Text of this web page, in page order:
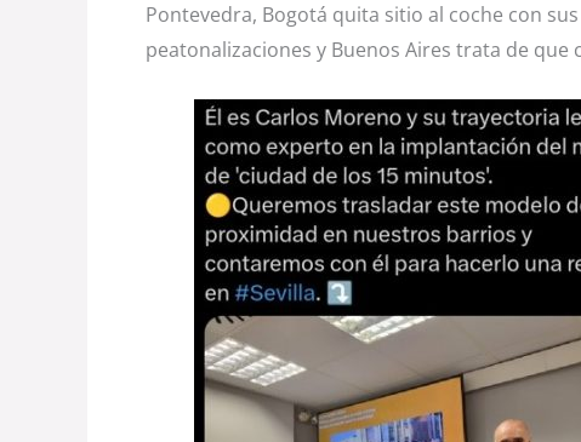
Pontevedra, Bogotá quita sitio al coche con
peatonalizaciones y Buenos Aires trata de